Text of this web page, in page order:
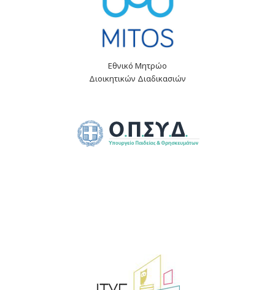
Εθνικό Μητρώο
Διοικητικών Διαδικασιών